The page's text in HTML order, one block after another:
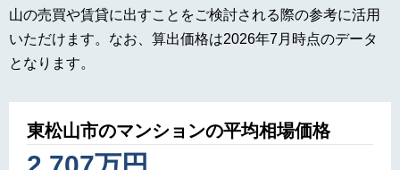
山の売買や賃貸に出すことをご検討される際の参考に活用
いただけます。なお、算出価格は2026年7月時点のデータ
となります。
東松山市のマンションの平均相場価格